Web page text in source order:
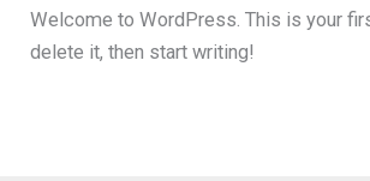
Welcome to WordPress. This is your
delete it, then start writing!